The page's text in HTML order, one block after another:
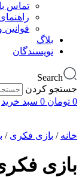
تماس
بلاگ
نویسندگان
Search
جستجو کردن
0 تومان 0 سبد خرید
خانه / بازی فکری /
بازی